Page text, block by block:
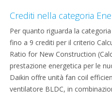
Crediti nella categoria
Per quanto riguarda la
fino a 9 crediti per il criterio
Ratio for New Construction
prestazione energetica per le
Daikin offre unità fan coil
ventilatore BLDC, in